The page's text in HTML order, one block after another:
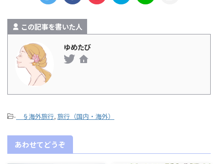
この記事を書いた人
ゆめたび
- §海外旅行, 旅行（国内・海外）
あわせてどうぞ